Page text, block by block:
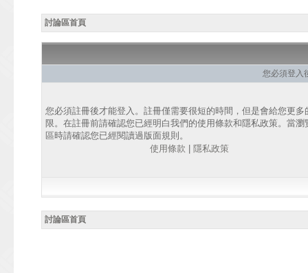
討論區首頁
您必須登入
您必須註冊後才能登入。註冊僅需要很短的時間，但是會給您更多
限。在註冊前請確認您已經明白我們的使用條款和隱私政策。當瀏
區時請確認您已經閱讀過版面規則。
使用條款
隱私政策
討論區首頁